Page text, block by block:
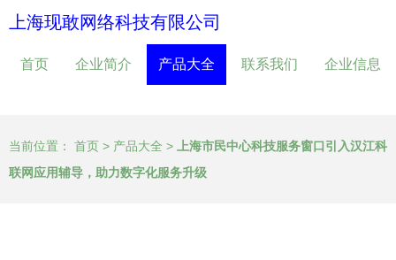
上海现敢网络科技有限公司
首页 企业简介 产品大全 联系我们 企业信息
当前位置： 首页 > 产品大全 >
上海市民中心科技服务窗口引入汉江科
联网应用辅导，助力数字化服务升级